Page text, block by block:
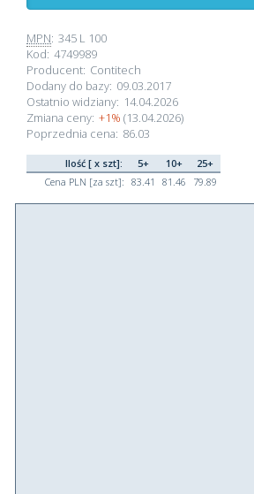
MPN: 345 L 100
Kod: 4749989
Producent: Contitech
Dodany do bazy: 09.03.2017
Ostatnio widziany: 14.04.2026
Zmiana ceny: +1% (13.04.2026)
Poprzednia cena: 86.03
Ilość [ x szt]: 5+ 10+
25+
Cena PLN [za szt]: 83.41 81.46 79.89